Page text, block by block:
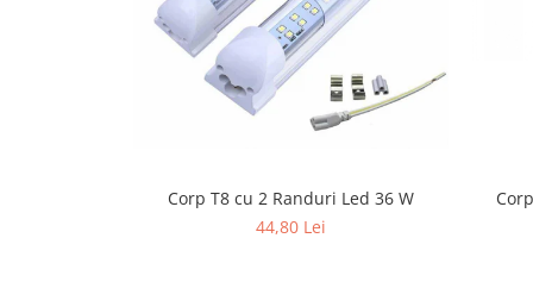
Bară alimentare nul
Cablu electric, canal cablu
Corp T8 cu 2 Randuri Led 36 W
44,80 Lei